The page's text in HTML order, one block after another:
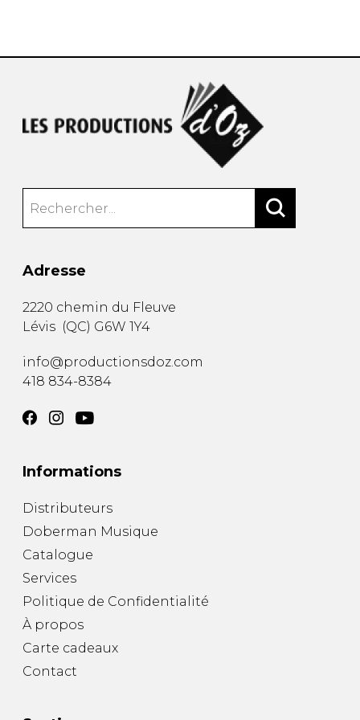
Adresse
2220 chemin du Fleuve
Lévis (QC) G6W 1Y4
info@productionsdoz.com
418 834-8384
Informations
Distributeurs
Doberman Musique
Catalogue
Services
Politique de Confidentialité
À propos
Carte cadeaux
Contact